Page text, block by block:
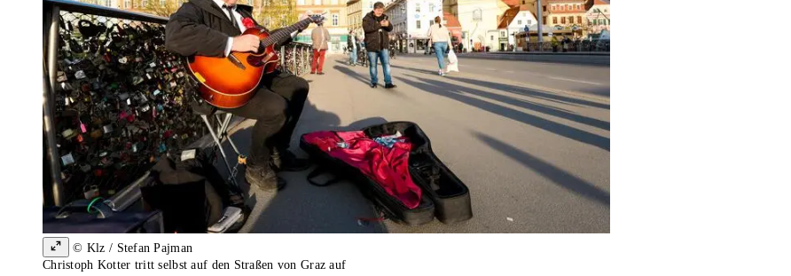
© Klz / Stefan Pajman
Christoph Kotter tritt selbst auf den Straßen von Graz auf